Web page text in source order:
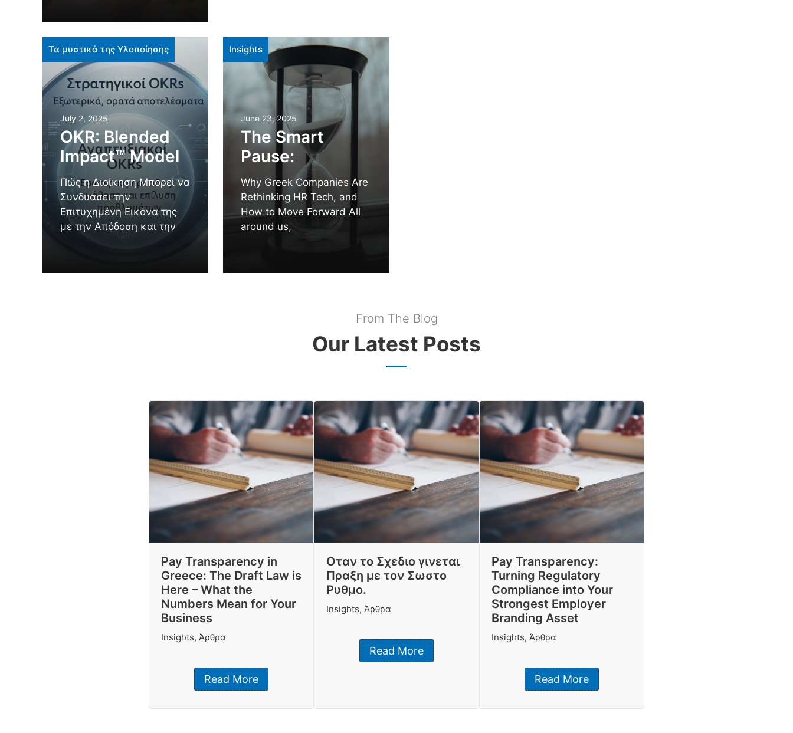
Τα μυστικά της Υλοποίησης
July 2, 2025
OKR: Blended
Impact™ Model
Πώς η Διοίκηση Μπορεί να
Συνδυάσει την
Επιτυχημένη Εικόνα της
με την Απόδοση και την
Insights
June 23, 2025
The Smart
Pause:
Why Greek Companies Are
Rethinking HR Tech, and
How to Move Forward All
around us,
From The Blog
Our Latest Posts
Pay Transparency in
Greece: The Draft Law is
Here – What the
Numbers Mean for Your
Business
Insights, Άρθρα
Read More
Οταν το Σχεδιο γινεται
Πραξη με τον Σωστο
Ρυθμο.
Insights, Άρθρα
Read More
Pay Transparency:
Turning Regulatory
Compliance into Your
Strongest Employer
Branding Asset
Insights, Άρθρα
Read More